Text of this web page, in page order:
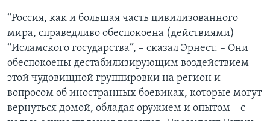
“Россия, как и большая часть цивилизованного
мира, справедливо обеспокоена (действиями)
“Исламского государства”, – сказал Эрнест. – Они
обеспокоены дестабилизирующим воздействием
этой чудовищной группировки на регион и
вопросом об иностранных боевиках, которые могут
вернуться домой, обладая оружием и опытом – с